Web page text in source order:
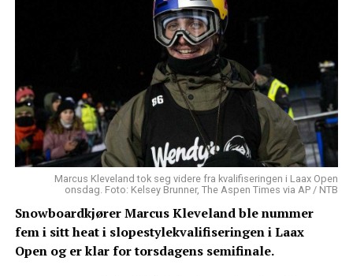
Marcus Kleveland tok seg videre fra kvalifiseringen i Laax Open
onsdag. Foto: Kelsey Brunner, The Aspen Times via AP / NTB
Snowboardkjører Marcus Kleveland ble nummer
fem i sitt heat i slopestylekvalifiseringen i Laax
Open og er klar for torsdagens semifinale.